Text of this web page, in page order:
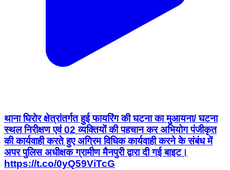
थाना घिरोर क्षेत्रांतर्गत हुई फायरिंग की घटना का मुआयना/ घटना
स्थल निरीक्षण एवं 02 व्यक्तियों की पहचान कर अभियोग पंजीकृत
की कार्यवाही करते हुए अग्रिम विधिक कार्यवाही करने के संबंध में
अपर पुलिस अधीक्षक ग्रामीण मैनपुरी द्वारा दी गई बाइट।
https://t.co/0yQ59ViTcG